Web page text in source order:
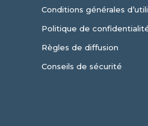
Conditions générales
Politique de
Règles de diffusion
Conseils de sécurité